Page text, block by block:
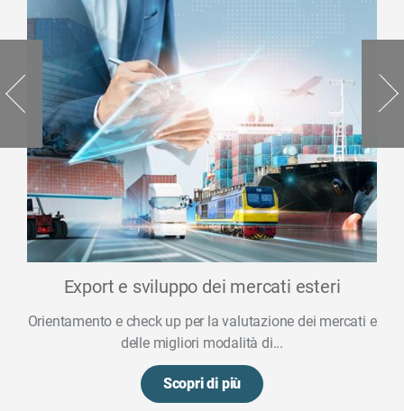
Export e sviluppo dei mercati esteri
Orientamento e check up per la valutazione dei mercati e
delle migliori modalità di...
Scopri di più